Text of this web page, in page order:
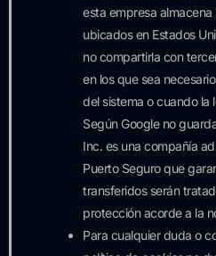
esta empresa almacena
ubicados en Estados
no compartirla con
en los que sea
del sistema o cuando la
Según Google no
Inc. es una compañía
Puerto Seguro que
transferidos serán
protección acorde a la
Para cualquier duda o